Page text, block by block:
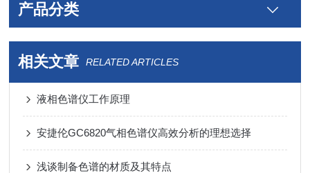
产品分类
相关文章 RELATED ARTICLES
液相色谱仪工作原理
安捷伦GC6820气相色谱仪高效分析的理想选择
浅谈制备色谱的材质及其特点